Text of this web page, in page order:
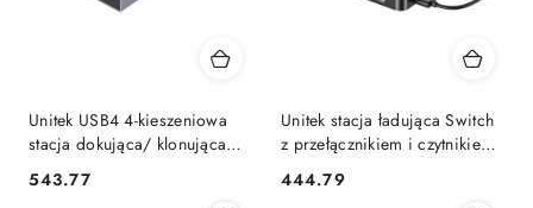
Unitek USB4 4-kieszeniowa
stacja dokująca/ klonująca
M.2 SSD UNITEK
Cena:
543.77
Unitek stacja ładująca Switch
z przełącznikiem i czytnikiem
kart do gier UNITEK
Cena:
444.79